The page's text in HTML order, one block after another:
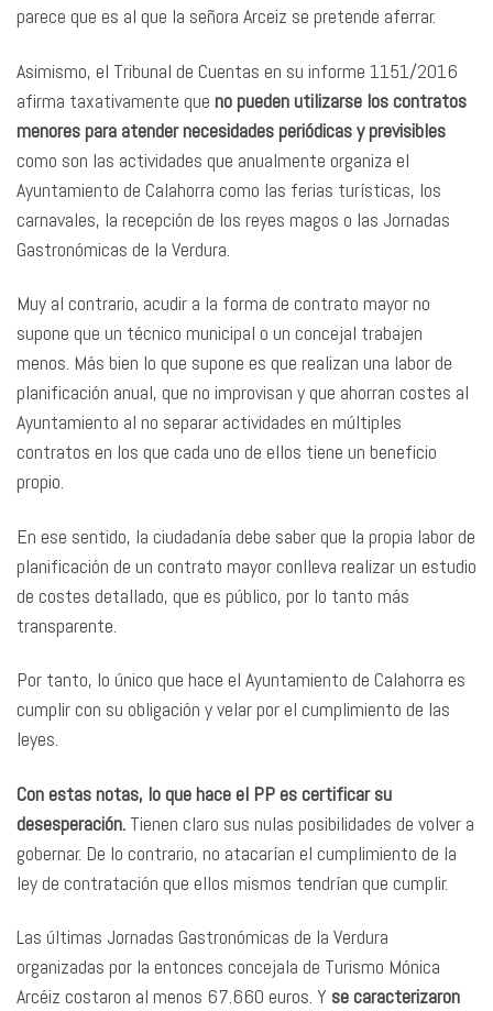
parece que es al que la señora Arceiz se pretende aferrar.
Asimismo, el Tribunal de Cuentas en su informe 1151/2016
afirma taxativamente que no pueden utilizarse los contratos
menores para atender necesidades periódicas y previsibles
como son las actividades que anualmente organiza el
Ayuntamiento de Calahorra como las ferias turísticas, los
carnavales, la recepción de los reyes magos o las Jornadas
Gastronómicas de la Verdura.
Muy al contrario, acudir a la forma de contrato mayor no
supone que un técnico municipal o un concejal trabajen
menos. Más bien lo que supone es que realizan una labor de
planificación anual, que no improvisan y que ahorran costes al
Ayuntamiento al no separar actividades en múltiples
contratos en los que cada uno de ellos tiene un beneficio
propio.
En ese sentido, la ciudadanía debe saber que la propia labor de
planificación de un contrato mayor conlleva realizar un estudio
de costes detallado, que es público, por lo tanto más
transparente.
Por tanto, lo único que hace el Ayuntamiento de Calahorra es
cumplir con su obligación y velar por el cumplimiento de las
leyes.
Con estas notas, lo que hace el PP es certificar su
desesperación. Tienen claro sus nulas posibilidades de volver a
gobernar. De lo contrario, no atacarían el cumplimiento de la
ley de contratación que ellos mismos tendrían que cumplir.
Las últimas Jornadas Gastronómicas de la Verdura
organizadas por la entonces concejala de Turismo Mónica
Arcéiz costaron al menos 67.660 euros. Y se caracterizaron